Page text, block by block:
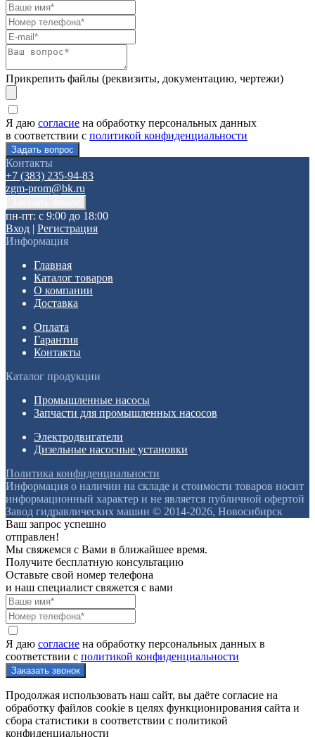
Прикрепить файлы (реквизиты, документацию, чертежи)
Я даю согласие на обработку персональных данных
в соответствии с политикой конфиденциальности
Контакты
+7 (383) 235-94-83
zgm-prom@bk.ru
пн-пт: с 9:00 до 18:00
Вход | Регистрация
Информация
Главная
Каталог товаров
О компании
Доставка
Оплата
Гарантия
Контакты
Каталог продукции
Промышленные насосы
Запчасти для промышленных насосов
Электродвигатели
Дизельные насосные установки
Политика конфиденциальности
Информация о наличии на складе и стоимости товаров носит
информационный характер и не является публичной офертой
Завод гидравлических машин © 2014-2026, Новосибирск
Ваш запрос успешно
отправлен!
Мы свяжемся с Вами в ближайшее время.
Получите бесплатную консультацию
Оставьте свой номер телефона
и наш специалист свяжется с вами
Я даю согласие на обработку персональных данных в
соответствии с политикой конфиденциальности
Продолжая использовать наш сайт, вы даёте согласие на
обработку файлов cookie в целях функционирования сайта и
сбора статистики в соответствии с политикой
конфиденциальности